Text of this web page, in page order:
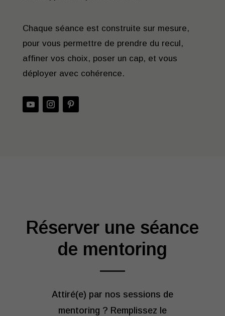
Chaque séance est construite sur mesure,
pour vous permettre de prendre du recul,
affiner vos choix, poser un cap, et vous
déployer avec cohérence.
Réserver une séance
de mentoring
Attiré(e) par nos sessions de
mentoring ? Remplissez le